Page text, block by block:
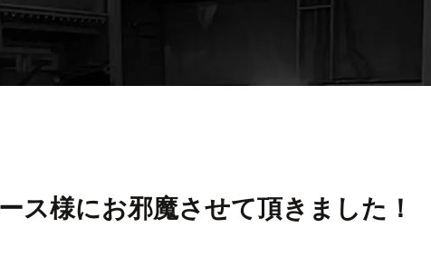
ス様にお邪魔させて頂きました！